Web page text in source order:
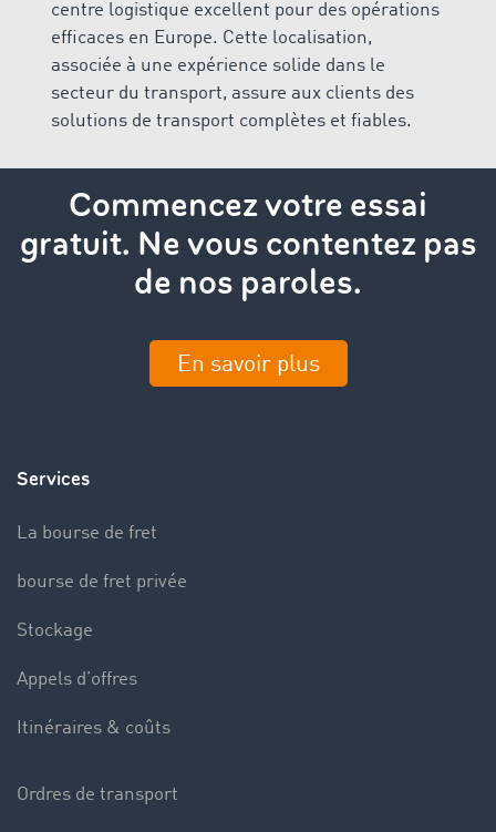
centre logistique excellent pour des opérations
efficaces en Europe. Cette localisation,
associée à une expérience solide dans le
secteur du transport, assure aux clients des
solutions de transport complètes et fiables.
Commencez votre essai
gratuit. Ne vous contentez pas
de nos paroles.
En savoir plus
Services
La bourse de fret
bourse de fret privée
Stockage
Appels d’offres
Itinéraires & coûts
Ordres de transport